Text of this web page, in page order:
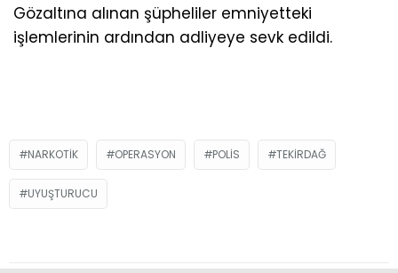
Gözaltına alınan şüpheliler emniyetteki
işlemlerinin ardından adliyeye sevk edildi.
NARKOTIK OPERASYON POLIS TEKIRDAĞ
UYUŞTURUCU